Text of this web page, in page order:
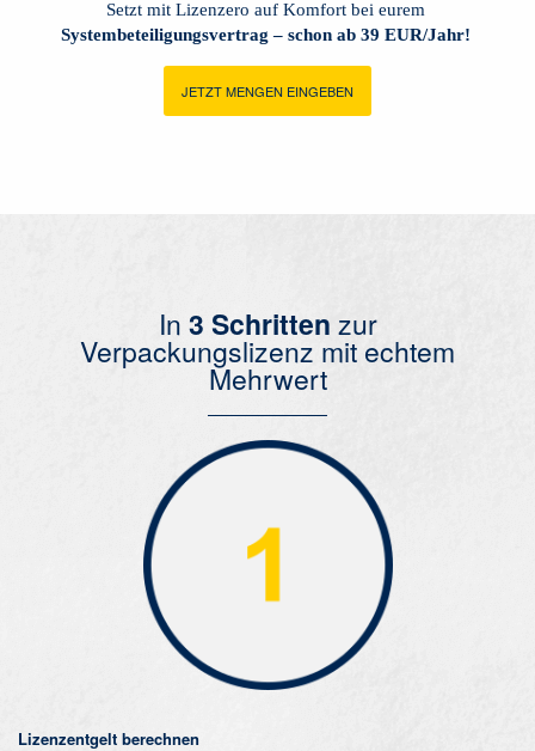
Systembeteiligungsvertrag – schon ab 39 EUR/Jahr!
JETZT MENGEN EINGEBEN
In 3 Schritten zur
Verpackungslizenz mit echtem
Mehrwert
Lizenzentgelt berechnen